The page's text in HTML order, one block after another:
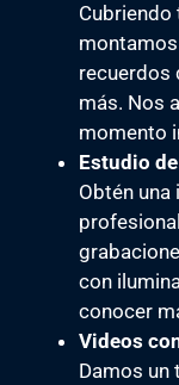
recuerdos
más. Nos
momento
Estudio
Obtén una
con
conocer
Videos
Damos un